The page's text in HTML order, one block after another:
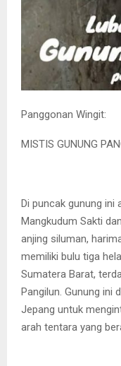
Panggonan Wingit:
MISTIS GUNUNG
Di puncak gunung ini
Mangkudum Sakti
anjing siluman,
memiliki bulu tiga
Sumatera Barat,
Pangilun. Gunung ini
Jepang untuk
arah tentara yang